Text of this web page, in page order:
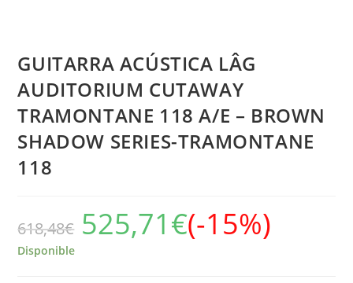
GUITARRA ACÚSTICA LÂG
AUDITORIUM CUTAWAY
TRAMONTANE 118 A/E – BROWN
SHADOW SERIES-TRAMONTANE
118
618,48€ 525,71€(-15%)
Disponible